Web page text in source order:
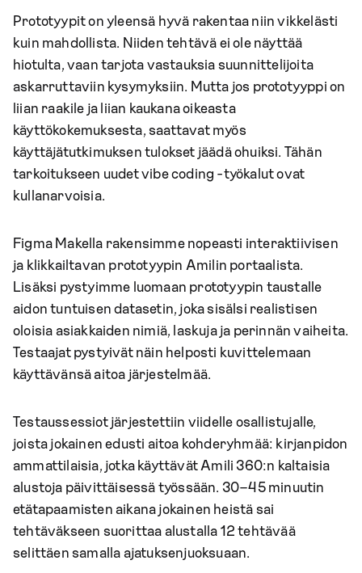
Prototyypit on yleensä hyvä rakentaa niin vikkelästi
kuin mahdollista. Niiden tehtävä ei ole näyttää
hiotulta, vaan tarjota vastauksia suunnittelijoita
askarruttaviin kysymyksiin. Mutta jos prototyyppi on
liian raakile ja liian kaukana oikeasta
käyttökokemuksesta, saattavat myös
käyttäjätutkimuksen tulokset jäädä ohuiksi. Tähän
tarkoitukseen uudet vibe coding -työkalut ovat
kullanarvoisia.
Figma Makella rakensimme nopeasti interaktiivisen
ja klikkailtavan prototyypin Amilin portaalista.
Lisäksi pystyimme luomaan prototyypin taustalle
aidon tuntuisen datasetin, joka sisälsi realistisen
oloisia asiakkaiden nimiä, laskuja ja perinnän vaiheita.
Testaajat pystyivät näin helposti kuvittelemaan
käyttävänsä aitoa järjestelmää.
Testaussessiot järjestettiin viidelle osallistujalle,
joista jokainen edusti aitoa kohderyhmää: kirjanpidon
ammattilaisia, jotka käyttävät Amili 360:n kaltaisia
alustoja päivittäisessä työssään. 30–45 minuutin
etätapaamisten aikana jokainen heistä sai
tehtäväkseen suorittaa alustalla 12 tehtävää
selittäen samalla ajatuksenjuoksuaan.